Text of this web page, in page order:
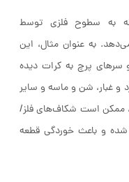
به سطوح فلزی توسط
به ‌عنوان ‌مثال، این
سرهای پرچ به ‌کرات دیده
و غبار، شن و ماسه و سایر
ممکن است شکاف‌های فلز/
شده و باعث خوردگی قطعه